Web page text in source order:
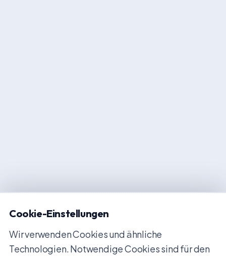
Cookie-Einstellungen
Wir verwenden Cookies und ähnliche
Technologien. Notwendige Cookies sind für den